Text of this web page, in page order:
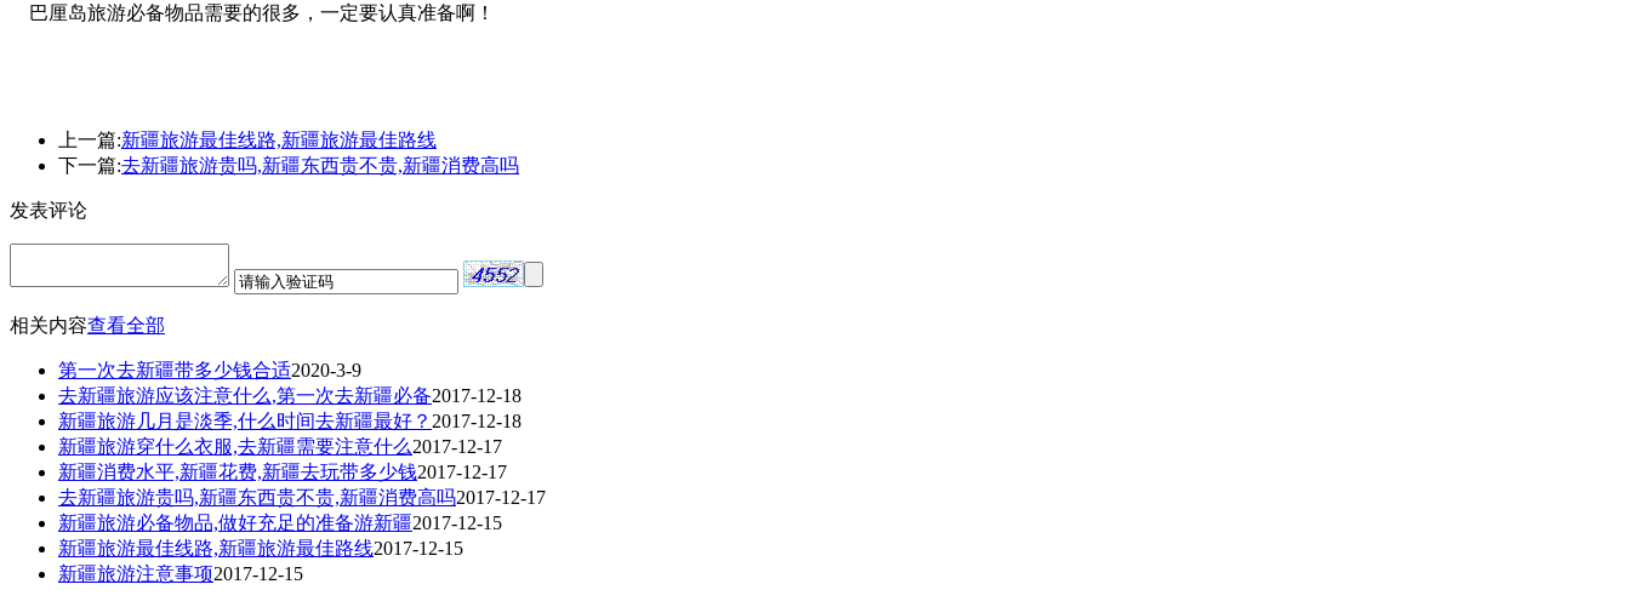
巴厘岛旅游必备物品需要的很多，一定要认真准备啊！
上一篇:新疆旅游最佳线路,新疆旅游最佳路线
下一篇:去新疆旅游贵吗,新疆东西贵不贵,新疆消费高吗
发表评论
相关内容查看全部
第一次去新疆带多少钱合适2020-3-9
去新疆旅游应该注意什么,第一次去新疆必备2017-12-18
新疆旅游几月是淡季,什么时间去新疆最好？ 2017-12-18
新疆旅游穿什么衣服,去新疆需要注意什么2017-12-17
新疆消费水平,新疆花费,新疆去玩带多少钱2017-12-17
去新疆旅游贵吗,新疆东西贵不贵,新疆消费高吗2017-12-17
新疆旅游必备物品,做好充足的准备游新疆2017-12-15
新疆旅游最佳线路,新疆旅游最佳路线2017-12-15
新疆旅游注意事项2017-12-15